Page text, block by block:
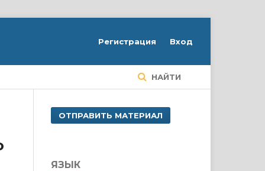
НАЙТИ
Регистрация Вход
ОТПРАВИТЬ МАТЕРИАЛ
ЯЗЫК